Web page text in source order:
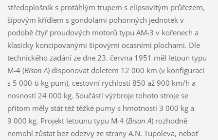
středoplošník s protáhlým trupem s elipsovitým průřezem,
šípovým křídlem s gondolami pohonných jednotek v
podobě čtyř proudových motorů typu AM-3 v kořenech a
klasicky koncipovanými šípovými ocasními plochami. Dle
technického zadání ze dne 23. června 1951 měl letoun typu
M-4 (Bison A) disponovat doletem 12 000 km (v konfiguraci
s 5 000-ti kg pum), cestovní rychlostí 850 až 900 km/h a
nosností 24 000 kg. Součástí výzbroje tohoto stroje se
přitom měly stát též těžké pumy s hmotností 3 000 kg a
9 000 kg. Projekt letounu typu M-4 (Bison A) rozhodně
nemohl zůstat bez odezvy ze strany A.N. Tupoleva, neboť